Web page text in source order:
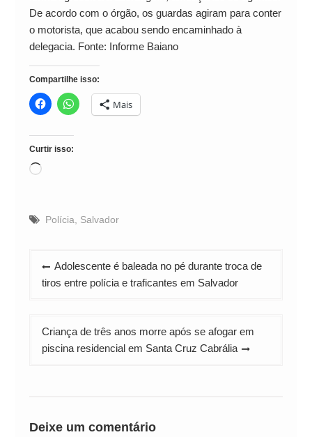
De acordo com o órgão, os guardas agiram para conter
o motorista, que acabou sendo encaminhado à
delegacia. Fonte: Informe Baiano
Compartilhe isso:
Mais
Curtir isso:
Carregando...
Polícia, Salvador
Navegação
de
Adolescente é baleada no pé durante troca de
tiros entre polícia e traficantes em Salvador
Criança de três anos morre após se afogar em
piscina residencial em Santa Cruz Cabrália
Deixe um comentário